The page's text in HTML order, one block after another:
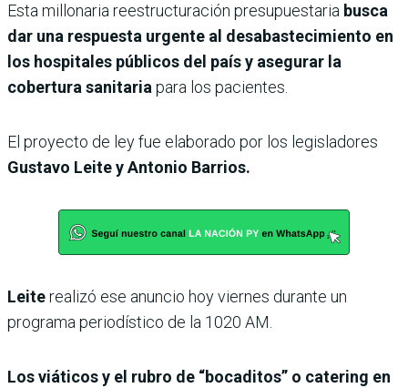
Esta millonaria reestructuración presupuestaria busca
dar una respuesta urgente al desabastecimiento en
los hospitales públicos del país y asegurar la
cobertura sanitaria para los pacientes.
El proyecto de ley fue elaborado por los legisladores
Gustavo Leite y Antonio Barrios.
Leiterealizó ese anuncio hoy viernes durante un
programa periodístico de la 1020 AM.
Los viáticos y el rubro de “bocaditos” o catering en